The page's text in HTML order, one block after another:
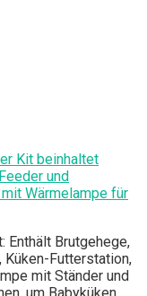
Kit beinhaltet
und
Wärmelampe für
Enthält Brutgehege,
Futterstation,
mit Ständer und